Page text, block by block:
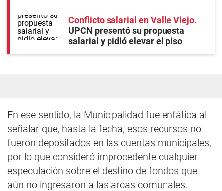
Conflicto salarial en Valle Viejo
UPCN presentó su propuesta
salarial y pidió elevar el piso
En ese sentido, la Municipalidad fue enfática al
señalar que, hasta la fecha, esos recursos no
fueron depositados en las cuentas municipales,
por lo que consideró improcedente cualquier
especulación sobre el destino de fondos que
aún no ingresaron a las arcas comunales.